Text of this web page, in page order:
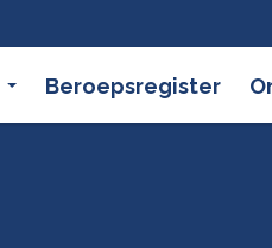
Beroepsregister